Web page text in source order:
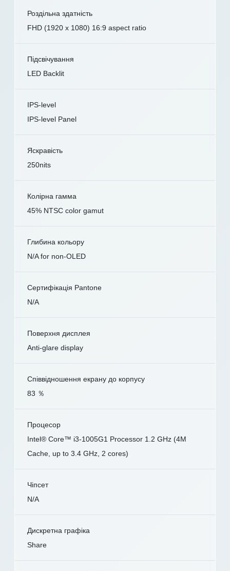
Роздільна здатність
FHD (1920 x 1080) 16:9 aspect ratio
Підсвічування
LED Backlit
IPS-level
IPS-level Panel
Яскравість
250nits
Колірна гамма
45% NTSC color gamut
Глибина кольору
N/A for non-OLED
Сертифікація Pantone
N/A
Поверхня дисплея
Anti-glare display
Співвідношення екрану до корпусу
83 ％
Процесор
Intel® Core™ i3-1005G1 Processor 1.2 GHz (4M
Cache, up to 3.4 GHz, 2 cores)
Чіпсет
N/A
Дискретна графіка
Share